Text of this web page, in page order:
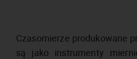
Czasomierze produkowane
są jako instrumenty